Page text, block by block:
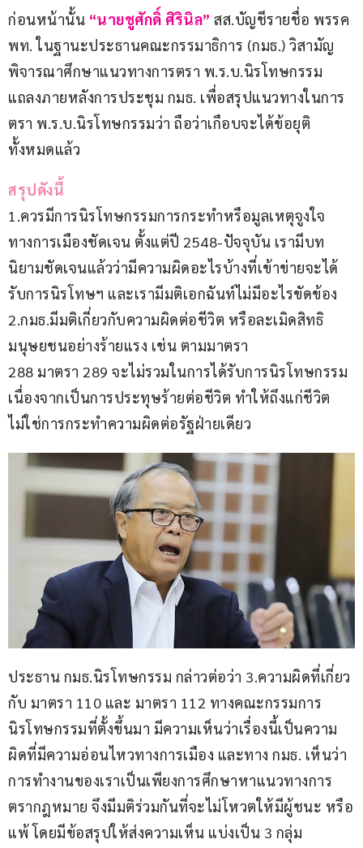
ก่อนหน้านั้น “นายชูศักดิ์ ศิรินิล” สส.บัญชีรายชื่อ พรรค
พท. ในฐานะประธานคณะกรรมาธิการ (กมธ.) วิสามัญ
พิจารณาศึกษาแนวทางการตรา พ.ร.บ.นิรโทษกรรม
แถลงภายหลังการประชุม กมธ. เพื่อสรุปแนวทางในการ
ตรา พ.ร.บ.นิรโทษกรรมว่า ถือว่าเกือบจะได้ข้อยุติ
ทั้งหมดแล้ว
สรุปดังนี้
1.ควรมีการนิรโทษกรรมการกระทำหรือมูลเหตุจูงใจ
ทางการเมืองชัดเจน ตั้งแต่ปี 2548-ปัจจุบัน เรามีบท
นิยามชัดเจนแล้วว่ามีความผิดอะไรบ้างที่เข้าข่ายจะได้
รับการนิรโทษฯ และเรามีมติเอกฉันท์ไม่มีอะไรขัดข้อง
2.กมธ.มีมติเกี่ยวกับความผิดต่อชีวิต หรือละเมิดสิทธิ
มนุษยชนอย่างร้ายแรง เช่น ตามมาตรา
288 มาตรา 289 จะไม่รวมในการได้รับการนิรโทษกรรม
เนื่องจากเป็นการประทุษร้ายต่อชีวิต ทำให้ถึงแก่ชีวิต
ไม่ใช่การกระทำความผิดต่อรัฐฝ่ายเดียว
ประธาน กมธ.นิรโทษกรรม กล่าวต่อว่า 3.ความผิดที่เกี่ยว
กับ มาตรา 110 และ มาตรา 112 ทางคณะกรรมการ
นิรโทษกรรมที่ตั้งขึ้นมา มีความเห็นว่าเรื่องนี้เป็นความ
ผิดที่มีความอ่อนไหวทางการเมือง และทาง กมธ. เห็นว่า
การทำงานของเราเป็นเพียงการศึกษาหาแนวทางการ
ตรากฎหมาย จึงมีมติร่วมกันที่จะไม่โหวตให้มีผู้ชนะ หรือ
แพ้ โดยมีข้อสรุปให้ส่งความเห็น แบ่งเป็น 3 กลุ่ม